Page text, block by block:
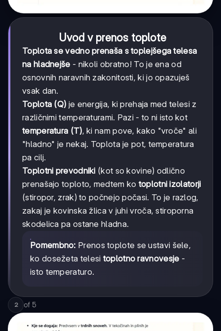
Uvod v prenos toplote
Toplota se vedno prenaša s toplejšega telesa
na hladnejše - nikoli obratno! To je ena od
osnovnih naravnih zakonitosti, ki jo opazuješ
vsak dan.
Toplota (Q) je energija, ki prehaja med telesi z
različnimi temperaturami. Pazi - to ni isto kot
temperatura (T), ki nam pove, kako "vroče" ali
"hladno" je nekaj. Toplota je pot, temperatura
pa cilj.
Toplotni prevodniki (kot so kovine) odlično
prenašajo toploto, medtem ko toplotni izolatorji
(stiropor, zrak) to počnejo počasi. To je razlog,
zakaj je kovinska žlica v juhi vroča, stiroporna
skodelica pa ostane hladna.
Pomembno: Prenos toplote se ustavi šele,
ko dosežeta telesi toplotno ravnovesje -
isto temperaturo.
2 of 5